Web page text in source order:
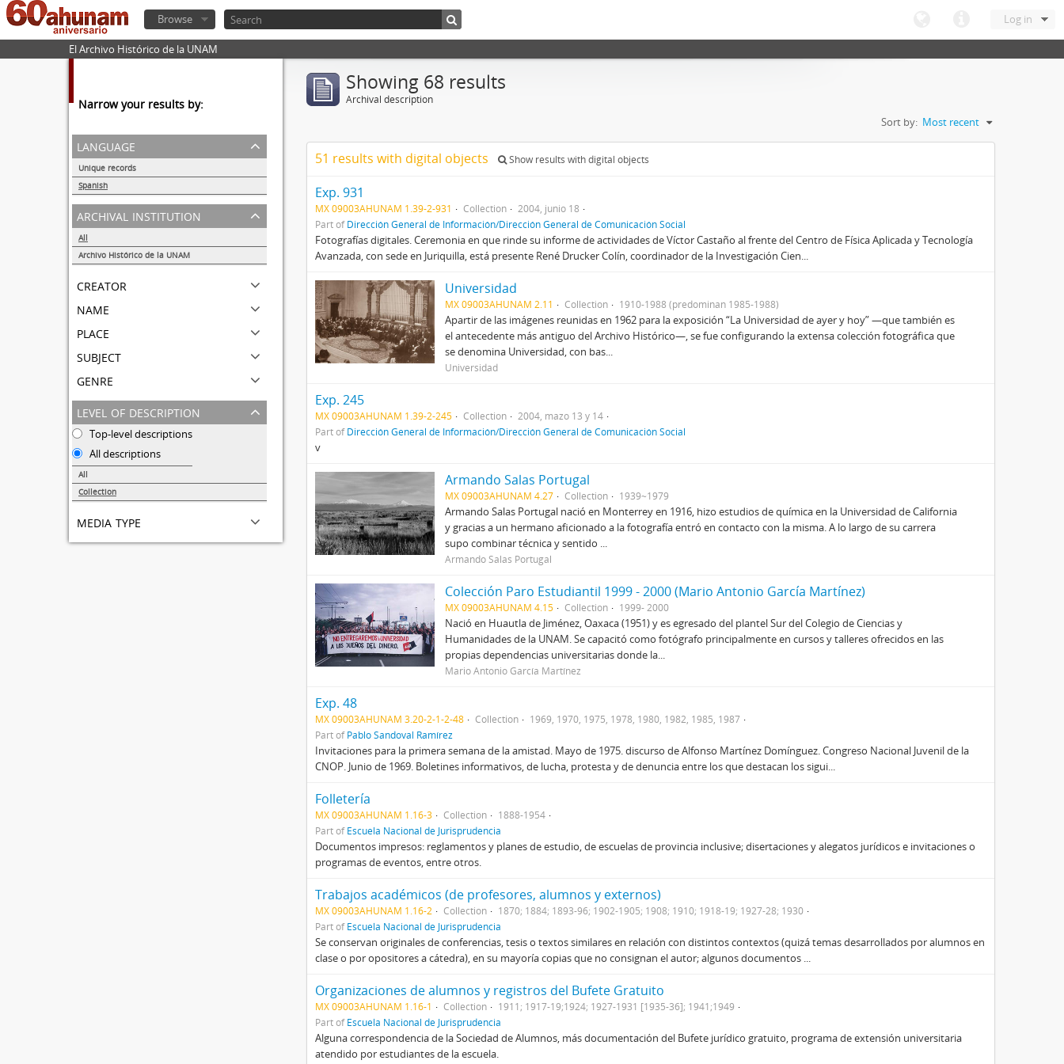
Log in
Browse
El Archivo Histórico de la UNAM
Narrow your results by:
language
Unique records
Spanish
68
archival institution
All
Archivo Histórico de la UNAM
creator
name
place
subject
genre
level of description
Top-level descriptions
All descriptions
All
Collection
media type
Showing 68 results
Archival description
Sort by: Most recent
51 results with digital objects Show results with digital objects
Exp. 931
MX 09003AHUNAM 1.39-2-931 Collection
2004, junio 18
Part ofDirección General de Información/Dirección General de Comunicación Social
Fotografías digitales. Ceremonia en que rinde su informe de actividades de Víctor Castaño al frente del Centro de Física Aplicada y Tecnología
Avanzada, con sede en Juriquilla, está presente René Drucker Colín, coordinador de la Investigación Cien...
Universidad
MX 09003AHUNAM 2.11 Collection 1910-1988 (predominan 1985-1988)
Apartir de las imágenes reunidas en 1962 para la exposición “La Universidad de ayer y hoy” —que también es
el antecedente más antiguo del Archivo Histórico—, se fue configurando la extensa colección fotográfica que
se denomina Universidad, con bas...
Universidad
Exp. 245
MX 09003AHUNAM 1.39-2-245 Collection
2004, mazo 13 y 14
Part ofDirección General de Información/Dirección General de Comunicación Social
v
Armando Salas Portugal
MX 09003AHUNAM 4.27 Collection 1939~1979
Armando Salas Portugal nació en Monterrey en 1916, hizo estudios de química en la Universidad de California
y gracias a un hermano aficionado a la fotografía entró en contacto con la misma. A lo largo de su carrera
supo combinar técnica y sentido ...
Armando Salas Portugal
Colección Paro Estudiantil 1999 - 2000 (Mario Antonio García Martínez)
MX 09003AHUNAM 4.15 Collection 1999- 2000
Nació en Huautla de Jiménez, Oaxaca (1951) y es egresado del plantel Sur del Colegio de Ciencias y
Humanidades de la UNAM. Se capacitó como fotógrafo principalmente en cursos y talleres ofrecidos en las
propias dependencias universitarias donde la...
Mario Antonio García Martínez
Exp. 48
MX 09003AHUNAM 3.20-2-1-2-48 Collection
1969, 1970, 1975, 1978, 1980, 1982, 1985, 1987
Part ofPablo Sandoval Ramírez
Invitaciones para la primera semana de la amistad. Mayo de 1975. discurso de Alfonso Martínez Domínguez. Congreso Nacional Juvenil de la
CNOP. Junio de 1969. Boletines informativos, de lucha, protesta y de denuncia entre los que destacan los sigui...
Folletería
MX 09003AHUNAM 1.16-3 Collection
1888-1954
Part ofEscuela Nacional de Jurisprudencia
Documentos impresos: reglamentos y planes de estudio, de escuelas de provincia inclusive; disertaciones y alegatos jurídicos e invitaciones o
programas de eventos, entre otros.
Trabajos académicos (de profesores, alumnos y externos)
MX 09003AHUNAM 1.16-2 Collection
1870; 1884; 1893-96; 1902-1905; 1908; 1910; 1918-19; 1927-28; 1930
Part ofEscuela Nacional de Jurisprudencia
Se conservan originales de conferencias, tesis o textos similares en relación con distintos contextos (quizá temas desarrollados por alumnos en
clase o por opositores a cátedra), en su mayoría copias que no consignan el autor; algunos documentos ...
Organizaciones de alumnos y registros del Bufete Gratuito
MX 09003AHUNAM 1.16-1 Collection
1911; 1917-19;1924; 1927-1931 [1935-36]; 1941;1949
Part ofEscuela Nacional de Jurisprudencia
Alguna correspondencia de la Sociedad de Alumnos, más documentación del Bufete jurídico gratuito, programa de extensión universitaria
atendido por estudiantes de la escuela.